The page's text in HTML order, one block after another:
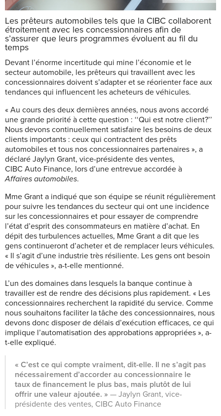
Les prêteurs automobiles tels que la CIBC collaborent
étroitement avec les concessionnaires afin de
s’assurer que leurs programmes évoluent au fil du
temps
Devant l’énorme incertitude qui mine l’économie et le
secteur automobile, les prêteurs qui travaillent avec les
concessionnaires doivent s’adapter et se réorienter face aux
tendances qui influencent les acheteurs de véhicules.
« Au cours des deux dernières années, nous avons accordé
une grande priorité à cette question : ‘‘Qui est notre client?’’
Nous devons continuellement satisfaire les besoins de deux
clients importants : ceux qui contractent des prêts
automobiles et tous nos concessionnaires partenaires », a
déclaré Jaylyn Grant, vice-présidente des ventes,
CIBC Auto Finance, lors d’une entrevue accordée à
Affaires automobiles.
Mme Grant a indiqué que son équipe se réunit régulièrement
pour suivre les tendances du secteur qui ont une incidence
sur les concessionnaires et pour essayer de comprendre
l’état d’esprit des consommateurs en matière d’achat. En
dépit des turbulences actuelles, Mme Grant a dit que les
gens continueront d’acheter et de remplacer leurs véhicules.
« Il s’agit d’une industrie très résiliente. Les gens ont besoin
de véhicules », a-t-elle mentionné.
L’un des domaines dans lesquels la banque continue à
travailler est de rendre des décisions plus rapidement. « Les
concessionnaires recherchent la rapidité du service. Comme
nous souhaitons faciliter la tâche des concessionnaires, nous
devons donc disposer de délais d’exécution efficaces, ce qui
implique l’automatisation des approbations appropriées », a-
t-elle expliqué.
« C’est ce qui compte vraiment, dit-elle. Il ne s’agit pas
nécessairement d’accorder au concessionnaire le
taux de financement le plus bas, mais plutôt de lui
offrir une valeur ajoutée. » — Jaylyn Grant, vice-
présidente des ventes, CIBC Auto Finance